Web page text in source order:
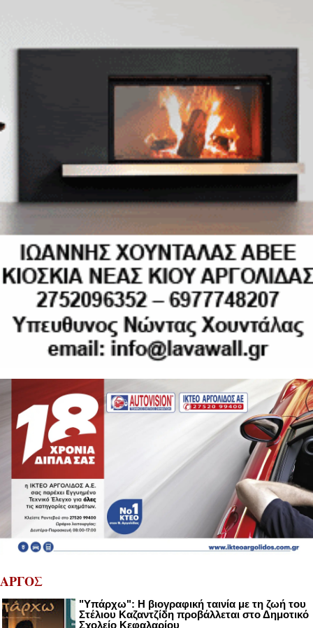
ΑΡΓΟΣ
"Υπάρχω": Η βιογραφική ταινία με τη ζωή του
Στέλιου Καζαντζίδη προβάλλεται στο Δημοτικό
Σχολείο Κεφαλαρίου